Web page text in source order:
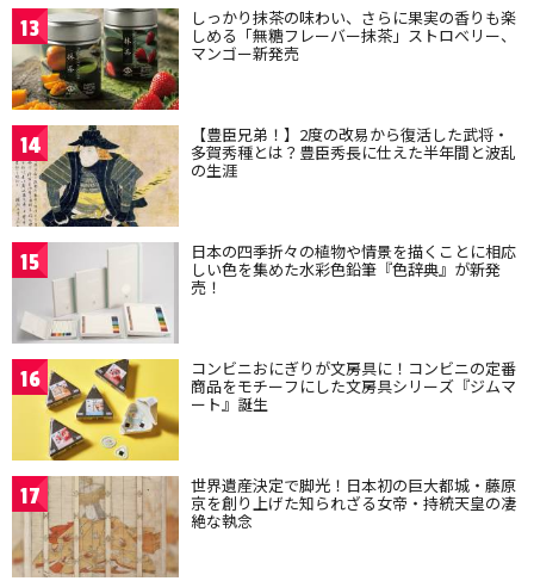
13 しっかり抹茶の味わい、さらに果実の香りも楽
しめる「無糖フレーバー抹茶」ストロベリー、
マンゴー新発売
14 【豊臣兄弟！】2度の改易から復活した武将・
多賀秀種とは？豊臣秀長に仕えた半年間と波乱
の生涯
15 日本の四季折々の植物や情景を描くことに相応
しい色を集めた水彩色鉛筆『色辞典』が新発
売！
16 コンビニおにぎりが文房具に！コンビニの定番
商品をモチーフにした文房具シリーズ『ジムマ
ート』誕生
17 世界遺産決定で脚光！日本初の巨大都城・藤原
京を創り上げた知られざる女帝・持統天皇の凄
絶な執念